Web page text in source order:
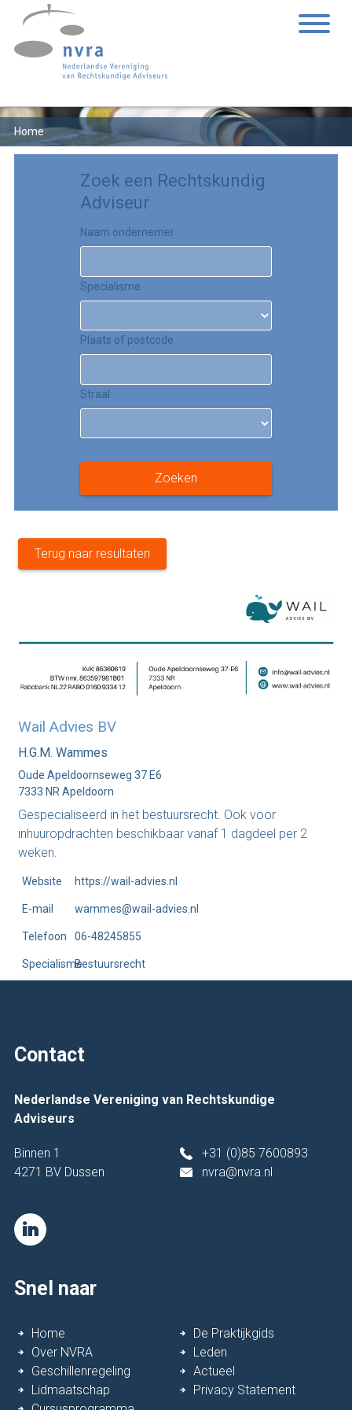
Home
Zoek een Rechtskundig
Adviseur
Naam ondernemer
Specialisme
Plaats of postcode
Straal
Zoeken
Terug naar resultaten
Wail Advies BV
H.G.M. Wammes
Oude Apeldoornseweg 37 E6
7333 NR Apeldoorn
Gespecialiseerd in het bestuursrecht. Ook voor
inhuuropdrachten beschikbaar vanaf 1 dagdeel per 2
weken.
Website https://wail-advies.nl
E-mail wammes@wail-advies.nl
Telefoon 06-48245855
SpecialismeBestuursrecht
Contact
Nederlandse Vereniging van Rechtskundige
Adviseurs
Binnen 1
4271 BV Dussen
+31 (0)85 7600893
nvra@nvra.nl
Snel naar
Home
Over NVRA
Geschillenregeling
Lidmaatschap
De Praktijkgids
Leden
Actueel
Privacy Statement